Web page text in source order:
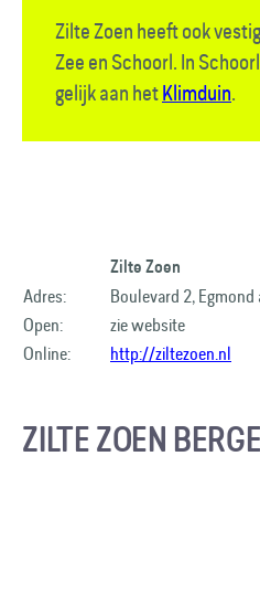
Zilte Zoen heeft ook
Zee en Schoorl. In
gelijk aan hetKlimduin.
Zilte Zoen
Adres:
Boulevard 2, Egmond
Open:
zie website
Online:
http://ziltezoen.nl
ZILTE ZOEN